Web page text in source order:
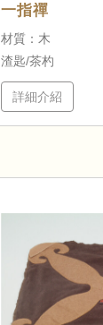
一指禪
材質：木
渣匙/茶杓
詳細介紹